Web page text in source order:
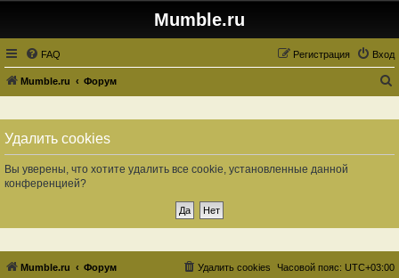
Mumble.ru
FAQ Вход
Регистрация
Mumble.ru Форум
и
Удалить cookies
Вы уверены, что хотите удалить все cookie, установленные данной
конференцией?
Mumble.ru Форум Часовой пояс: UTC+03:00
Удалить cookies